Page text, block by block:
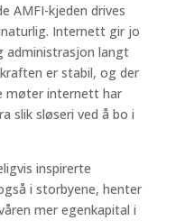
AMFI-kjeden drives
Internett gir jo
administrasjon langt
er stabil, og der
møter internett har
slik sløseri ved å bo i
inspirerte
i storbyene, henter
mer egenkapital i